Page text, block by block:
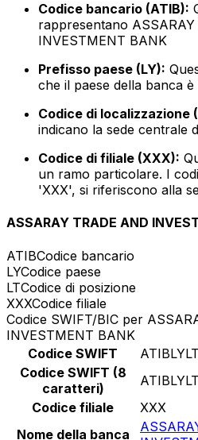
Codice bancario (ATIB):
rappresentano
INVESTMENT BANK
Prefisso paese (LY):
che il paese della banca è
Codice di localizzazione
indicano la sede centrale
Codice di filiale (XXX):
un ramo particolare. I
'XXX', si riferiscono alla
ASSARAY TRADE AND
ATIBCodice bancario
LYCodice paese
LTCodice di posizione
XXXCodice filiale
Codice SWIFT/BIC per
INVESTMENT BANK
Codice SWIFT
Codice SWIFT (8
caratteri)
ATIBLYLT
Codice filiale
XXX
Nome della banca